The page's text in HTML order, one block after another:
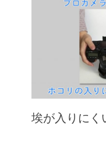
埃が入りにく